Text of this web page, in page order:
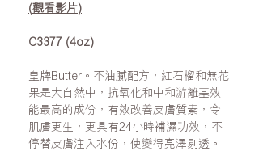
(觀看影片)
C3377 (4oz)
皇牌Butter。不油膩配方，紅石榴和無花
果是大自然中，抗氧化和中和游離基效
能最高的成份，有效改善皮膚質素，令
肌膚更生，更具有24小時補濕功效，不
停替皮膚注入水份，使變得亮澤剔透。